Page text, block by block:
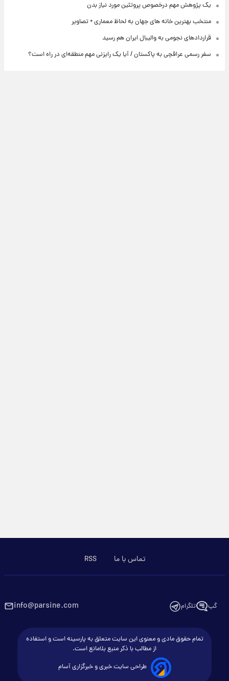
یک پژوهش مهم درخصوص پروتئین مورد نیاز بدن
منتخب بهترین خانه های جهان به لحاظ معماری + تصاویر
قراردادهای نجومی به والیبال ایران هم رسید
سفر رسمی عراقچی به پاکستان / آیا یک رایزنی مهم منطقه‌ای در راه است؟
تماس با ما RSS
گپ تلگرام info@parsine.com
تمام حقوق مادی و معنوی این سایت متعلق به پارسینه است و استفاده
از مطالب با ذکر منبع بلامانع است.
طراحی سایت خبری و خبرگزاری آسام